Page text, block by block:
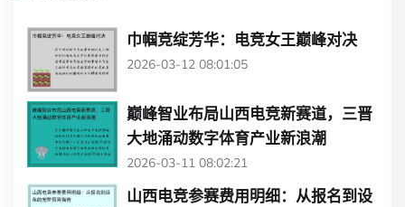
巾帼竞绽芳华：电竞女王巅峰对决
2026-03-12 08:01:05
巅峰智业布局山西电竞新赛道，三晋
大地涌动数字体育产业新浪潮
2026-03-11 08:02:21
山西电竞参赛费用明细：从报名到设